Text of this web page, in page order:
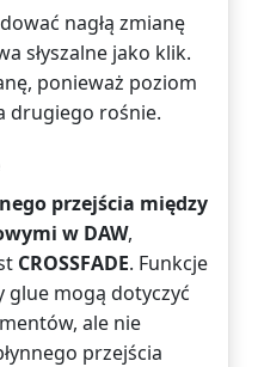
nagłą zmianę
słyszalne jako klik.
ponieważ poziom
drugiego rośnie.
przejścia między
w DAW,
CROSSFADE. Funkcje
glue mogą dotyczyć
ale nie
przejścia